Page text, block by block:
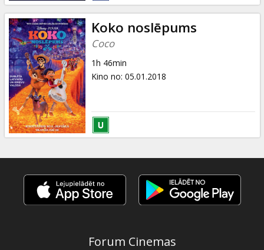
B2B
Kino
Klubs
Koko noslēpums
Coco
1h 46min
Kino no: 05.01.2018
Forum Cinemas